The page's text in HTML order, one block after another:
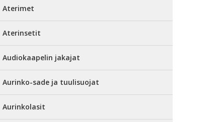
Aterimet
Aterinsetit
Audiokaapelin jakajat
Aurinko-sade ja tuulisuojat
Aurinkolasit